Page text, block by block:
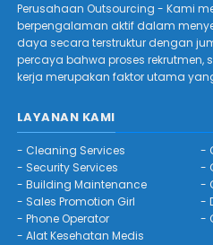
Perusahaan Outsourcing - Kami
berpengalaman aktif dalam
daya secara terstruktur dengan
percaya bahwa proses rekrutmen,
kerja merupakan faktor utama
LAYANAN KAMI
- Cleaning Services
- Security Services
- Building Maintenance
- Sales Promotion Girl
- Phone Operator
- Alat Kesehatan Medis
-
-
-
-
-